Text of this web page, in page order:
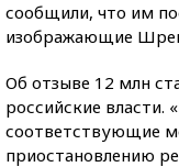
сообщили, что им
изображающие
Об отзыве 12 млн
российские власти.
соответствующие
приостановлению